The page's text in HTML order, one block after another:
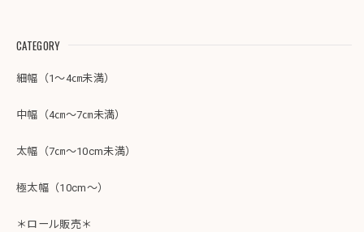
CATEGORY
細幅（1～4㎝未満）
中幅（4㎝～7㎝未満）
太幅（7㎝～10cm未満）
極太幅（10cm～）
＊ロール販売＊